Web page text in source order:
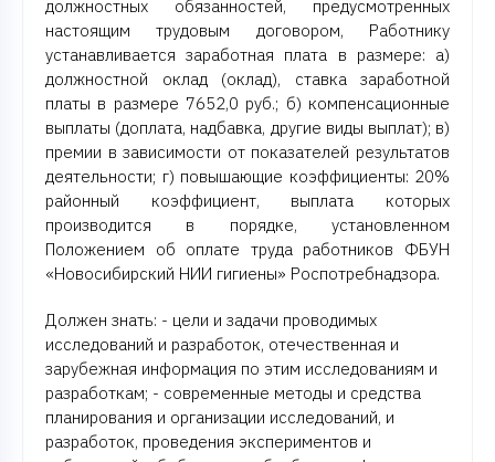
должностных обязанностей, предусмотренных
настоящим трудовым договором, Работнику
устанавливается заработная плата в размере: а)
должностной оклад (оклад), ставка заработной
платы в размере 7652,0 руб.; б) компенсационные
выплаты (доплата, надбавка, другие виды выплат); в)
премии в зависимости от показателей результатов
деятельности; г) повышающие коэффициенты: 20%
районный коэффициент, выплата которых
производится в порядке, установленном
Положением об оплате труда работников ФБУН
«Новосибирский НИИ гигиены» Роспотребнадзора.
Должен знать: - цели и задачи проводимых
исследований и разработок, отечественная и
зарубежная информация по этим исследованиям и
разработкам; - современные методы и средства
планирования и организации исследований, и
разработок, проведения экспериментов и